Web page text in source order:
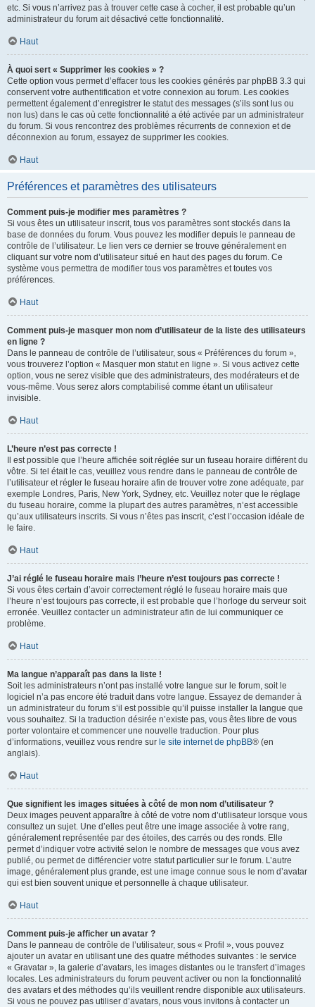
etc. Si vous n’arrivez pas à trouver cette case à cocher, il est probable qu’un
administrateur du forum ait désactivé cette fonctionnalité.
Haut
À quoi sert « Supprimer les cookies » ?
Cette option vous permet d’effacer tous les cookies générés par phpBB 3.3 qui
conservent votre authentification et votre connexion au forum. Les cookies
permettent également d’enregistrer le statut des messages (s’ils sont lus ou
non lus) dans le cas où cette fonctionnalité a été activée par un administrateur
du forum. Si vous rencontrez des problèmes récurrents de connexion et de
déconnexion au forum, essayez de supprimer les cookies.
Haut
Préférences et paramètres des utilisateurs
Comment puis-je modifier mes paramètres ?
Si vous êtes un utilisateur inscrit, tous vos paramètres sont stockés dans la
base de données du forum. Vous pouvez les modifier depuis le panneau de
contrôle de l’utilisateur. Le lien vers ce dernier se trouve généralement en
cliquant sur votre nom d’utilisateur situé en haut des pages du forum. Ce
système vous permettra de modifier tous vos paramètres et toutes vos
préférences.
Haut
Comment puis-je masquer mon nom d’utilisateur de la liste des utilisateurs
en ligne ?
Dans le panneau de contrôle de l’utilisateur, sous « Préférences du forum »,
vous trouverez l’option « Masquer mon statut en ligne ». Si vous activez cette
option, vous ne serez visible que des administrateurs, des modérateurs et de
vous-même. Vous serez alors comptabilisé comme étant un utilisateur
invisible.
Haut
L’heure n’est pas correcte !
Il est possible que l’heure affichée soit réglée sur un fuseau horaire différent du
vôtre. Si tel était le cas, veuillez vous rendre dans le panneau de contrôle de
l’utilisateur et régler le fuseau horaire afin de trouver votre zone adéquate, par
exemple Londres, Paris, New York, Sydney, etc. Veuillez noter que le réglage
du fuseau horaire, comme la plupart des autres paramètres, n’est accessible
qu’aux utilisateurs inscrits. Si vous n’êtes pas inscrit, c’est l’occasion idéale de
le faire.
Haut
J’ai réglé le fuseau horaire mais l’heure n’est toujours pas correcte !
Si vous êtes certain d’avoir correctement réglé le fuseau horaire mais que
l’heure n’est toujours pas correcte, il est probable que l’horloge du serveur soit
erronée. Veuillez contacter un administrateur afin de lui communiquer ce
problème.
Haut
Ma langue n’apparaît pas dans la liste !
Soit les administrateurs n’ont pas installé votre langue sur le forum, soit le
logiciel n’a pas encore été traduit dans votre langue. Essayez de demander à
un administrateur du forum s’il est possible qu’il puisse installer la langue que
vous souhaitez. Si la traduction désirée n’existe pas, vous êtes libre de vous
porter volontaire et commencer une nouvelle traduction. Pour plus
d’informations, veuillez vous rendre sur le site internet de phpBB® (en
anglais).
Haut
Que signifient les images situées à côté de mon nom d’utilisateur ?
Deux images peuvent apparaître à côté de votre nom d’utilisateur lorsque vous
consultez un sujet. Une d’elles peut être une image associée à votre rang,
généralement représentée par des étoiles, des carrés ou des ronds. Elle
permet d’indiquer votre activité selon le nombre de messages que vous avez
publié, ou permet de différencier votre statut particulier sur le forum. L’autre
image, généralement plus grande, est une image connue sous le nom d’avatar
qui est bien souvent unique et personnelle à chaque utilisateur.
Haut
Comment puis-je afficher un avatar ?
Dans le panneau de contrôle de l’utilisateur, sous « Profil », vous pouvez
ajouter un avatar en utilisant une des quatre méthodes suivantes : le service
« Gravatar », la galerie d’avatars, les images distantes ou le transfert d’images
locales. Les administrateurs du forum peuvent activer ou non la fonctionnalité
des avatars et des méthodes qu’ils veuillent rendre disponible aux utilisateurs.
Si vous ne pouvez pas utiliser d’avatars, nous vous invitons à contacter un